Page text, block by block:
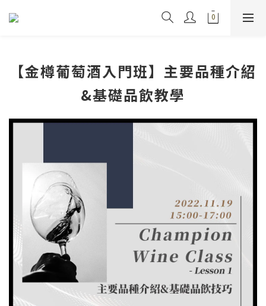
【金樽葡萄酒入門班】主要品種介紹
&基礎品飲教學